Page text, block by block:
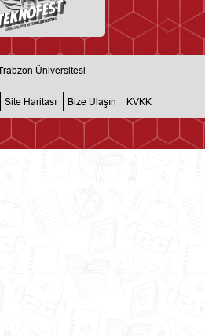
Üniversitesi
Site Haritası Bize Ulaşın KVKK